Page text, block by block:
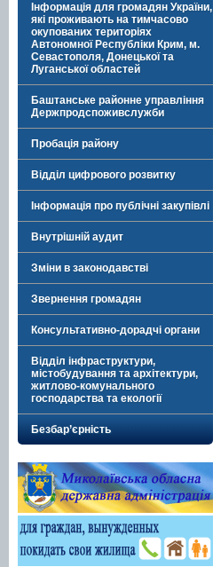
Інформація для громадян України,
які проживають на тимчасово
окупованих територіях
Автономної Республіки Крим, м.
Севастополя, Донецької та
Луганської областей
Баштанське районне управління
Держпродспоживслужби
Пробація району
Відділ цифрового розвитку
Інформація про публічні закупівлі
Внутрішній аудит
Зміни в законодавстві
Звернення громадян
Консультативно-дорадчі органи
Відділ інфраструктури,
містобудування та архітектури,
житлово-комунального
господарства та екології
Безбар’єрність